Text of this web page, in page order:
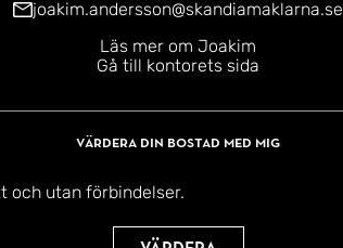
joakim.andersson@skandiamaklarna.se
Läs mer om Joakim
Gå till kontorets sida
Värdera din bostad med mig
och utan förbindelser.